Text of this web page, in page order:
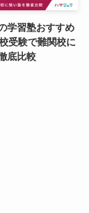
学習塾おすすめ
受験で難関校に
底比較